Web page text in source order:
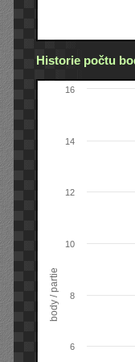
Historie počtu
body / partie
6
8
10
12
14
16